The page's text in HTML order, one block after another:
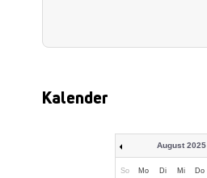
Kalender
August 2025
So Mo Di Mi Do